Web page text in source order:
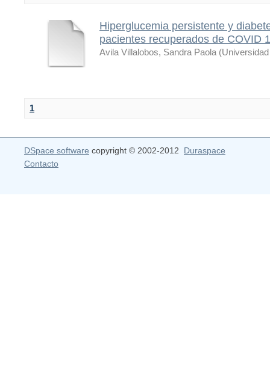
Hiperglucemia persistente y
pacientes recuperados de COVID
Avila Villalobos, Sandra Paola (
1
DSpace software copyright © 2002-2012 Duraspace
Contacto